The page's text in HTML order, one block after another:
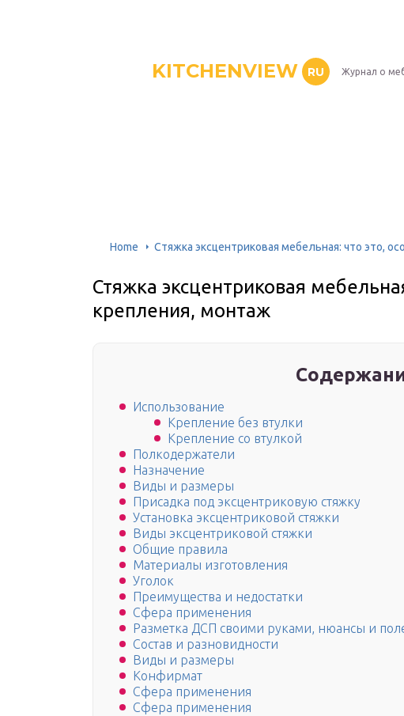
KITCHENVIEW RU Журнал о
Home Стяжка эксцентриковая мебельная: что это,
Стяжка эксцентриковая
крепления, монтаж
Использование
Крепление без втулки
Крепление со втулкой
Полкодержатели
Назначение
Виды и размеры
Присадка под эксцентриковую стяжку
Установка эксцентриковой стяжки
Виды эксцентриковой стяжки
Общие правила
Материалы изготовления
Уголок
Преимущества и недостатки
Сфера применения
Разметка ДСП своими руками, нюансы и
Состав и разновидности
Виды и размеры
Конфирмат
Сфера применения
Сфера применения